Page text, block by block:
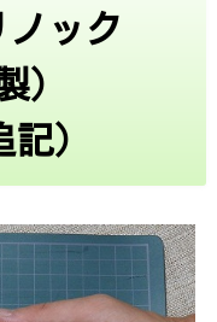
ノック
製）
）